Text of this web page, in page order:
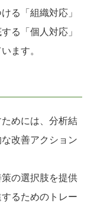
る「組織対応」
る「個人対応」
ます。
めには、分析結
改善アクション
の選択肢を提供
るためのトレー